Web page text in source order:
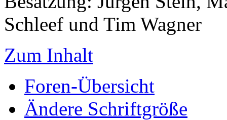
Schleef und Tim Wagner
Zum Inhalt
Foren-Übersicht
Ändere Schriftgröße